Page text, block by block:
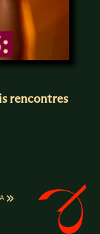
rencontres